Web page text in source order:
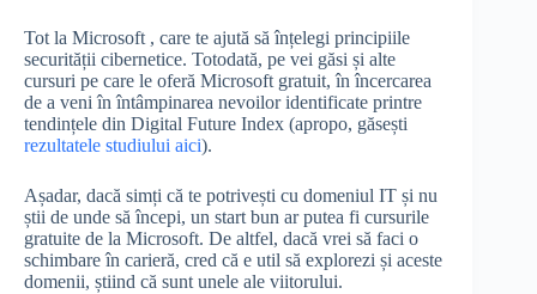
Tot la Microsoft , care te ajută să înțelegi principiile
securității cibernetice. Totodată, pe vei găsi și alte
cursuri pe care le oferă Microsoft gratuit, în încercarea
de a veni în întâmpinarea nevoilor identificate printre
tendințele din Digital Future Index (apropo, găsești
rezultatele studiului aici).
Așadar, dacă simți că te potrivești cu domeniul IT și nu
știi de unde să începi, un start bun ar putea fi cursurile
gratuite de la Microsoft. De altfel, dacă vrei să faci o
schimbare în carieră, cred că e util să explorezi și aceste
domenii, știind că sunt unele ale viitorului.